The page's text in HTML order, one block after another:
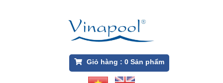
Giỏ hàng : 0Sản phẩm